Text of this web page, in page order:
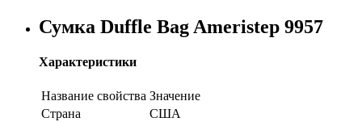
Сумка Duffle Bag Ameristep 9957
Характеристики
Название свойства Значение
Страна
США